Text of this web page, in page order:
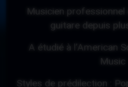
Musicien
guitare depuis
A étudié à l’American
Music
Styles de prédilection :